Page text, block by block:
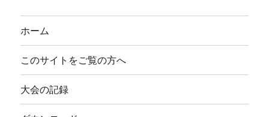
ホーム
このサイトをご覧の方へ
大会の記録